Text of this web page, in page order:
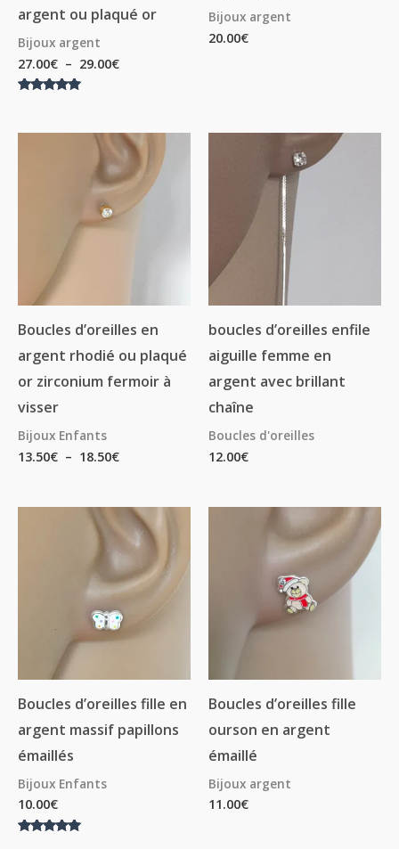
argent ou plaqué or
Bijoux argent
27.00€ – 29.00€
Bijoux argent
20.00€
Boucles d’oreilles en
argent rhodié ou plaqué
or zirconium fermoir à
visser
Bijoux Enfants
13.50€ – 18.50€
Plage
de
prix :
13.50€
18.50€
boucles d’oreilles enfile
aiguille femme en
argent avec brillant
chaîne
Boucles d'oreilles
12.00€
Boucles d’oreilles fille en
argent massif papillons
émaillés
Bijoux Enfants
10.00€
Boucles d’oreilles fille
ourson en argent
émaillé
Bijoux argent
11.00€